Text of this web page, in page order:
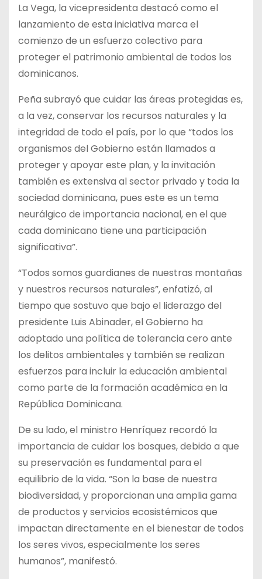
La Vega, la vicepresidenta destacó como el
lanzamiento de esta iniciativa marca el
comienzo de un esfuerzo colectivo para
proteger el patrimonio ambiental de todos los
dominicanos.
Peña subrayó que cuidar las áreas protegidas es,
a la vez, conservar los recursos naturales y la
integridad de todo el país, por lo que “todos los
organismos del Gobierno están llamados a
proteger y apoyar este plan, y la invitación
también es extensiva al sector privado y toda la
sociedad dominicana, pues este es un tema
neurálgico de importancia nacional, en el que
cada dominicano tiene una participación
significativa”.
“Todos somos guardianes de nuestras montañas
y nuestros recursos naturales”, enfatizó, al
tiempo que sostuvo que bajo el liderazgo del
presidente Luis Abinader, el Gobierno ha
adoptado una política de tolerancia cero ante
los delitos ambientales y también se realizan
esfuerzos para incluir la educación ambiental
como parte de la formación académica en la
República Dominicana.
De su lado, el ministro Henríquez recordó la
importancia de cuidar los bosques, debido a que
su preservación es fundamental para el
equilibrio de la vida. “Son la base de nuestra
biodiversidad, y proporcionan una amplia gama
de productos y servicios ecosistémicos que
impactan directamente en el bienestar de todos
los seres vivos, especialmente los seres
humanos”, manifestó.